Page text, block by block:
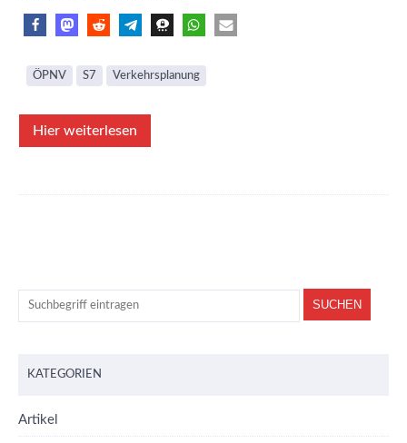
ÖPNV S7 Verkehrsplanung
Hier weiterlesen
KATEGORIEN
Artikel